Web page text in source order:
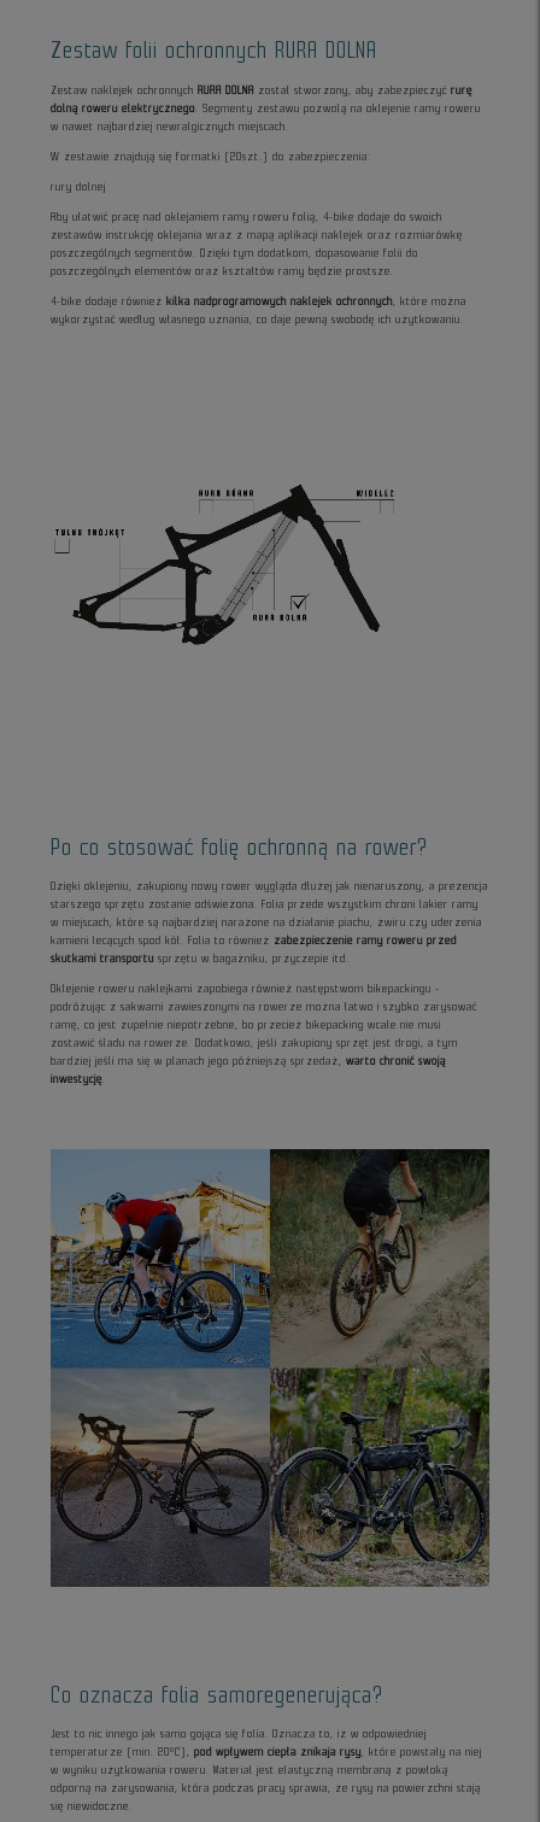
Zestaw folii ochronnych RURA DOLNA
Zestaw naklejek ochronnych RURA DOLNA został stworzony, aby zabezpieczyćrurę
dolną roweru elektrycznego
. Segmenty zestawu pozwolą na oklejenie ramy roweru
w nawet najbardziej newralgicznych miejscach.
W zestawie znajdują się formatki (20szt.) do zabezpieczenia:
rury dolnej
Aby ułatwić pracę nad oklejaniem ramy roweru folią, 4-bike dodaje do swoich
zestawów instrukcję oklejania wraz z mapą aplikacji naklejek oraz rozmiarówkę
poszczególnych segmentów. Dzięki tym dodatkom, dopasowanie folii do
poszczególnych elementów oraz kształtów ramy będzie prostsze.
4-bike dodaje również kilka nadprogramowych naklejek ochronnych
, które można
wykorzystać według własnego uznania, co daje pewną swobodę ich użytkowaniu.
Po co stosować folię ochronną na rower?
Dzięki oklejeniu, zakupiony nowy rower wygląda dłużej jak nienaruszony, a prezencja
starszego sprzętu zostanie odświeżona. Folia przede wszystkim chroni lakier ramy
w miejscach, które są najbardziej narażone na działanie piachu, żwiru czy uderzenia
kamieni lecących spod kół. Folia to również zabezpieczenie ramy roweru przed
skutkami transportu sprzętu w bagażniku, przyczepie itd.
Oklejenie roweru naklejkami zapobiega również następstwom bikepackingu -
podróżując z sakwami zawieszonymi na rowerze można łatwo i szybko zarysować
ramę, co jest zupełnie niepotrzebne, bo przecież bikepacking wcale nie musi
zostawić śladu na rowerze. Dodatkowo, jeśli zakupiony sprzęt jest drogi, a tym
bardziej jeśli ma się w planach jego późniejszą sprzedaż,warto chronić swoją
inwestycję.
Co oznacza folia samoregenerująca?
Jest to nic innego jak samo gojąca się folia. Oznacza to, iż w odpowiedniej
temperaturze (min. 20°C),pod wpływem ciepła znikaja rysy, które powstały na niej
w wyniku użytkowania roweru. Materiał jest elastyczną membraną z powłoką
odporną na zarysowania, która podczas pracy sprawia, że rysy na powierzchni stają
się niewidoczne.